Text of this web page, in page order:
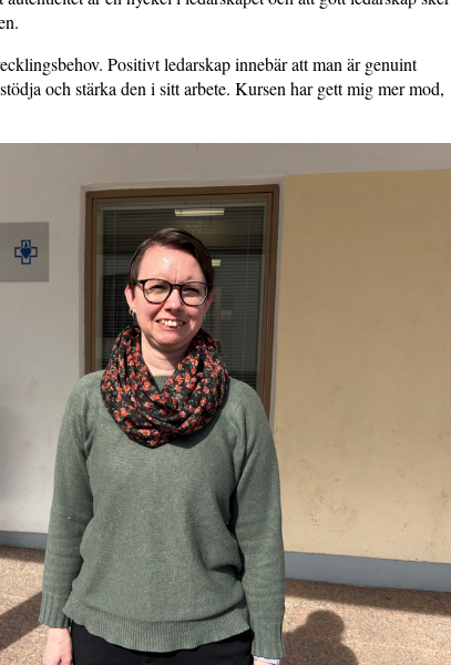
Positivt ledarskap innebär att man är genuint
och stärka den i sitt arbete. Kursen har gett mig mer mod,